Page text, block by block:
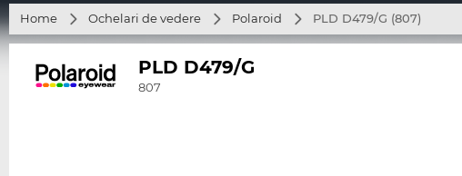
Home Ochelari de vedere Polaroid PLD D479/G (807)
PLD D479/G
807